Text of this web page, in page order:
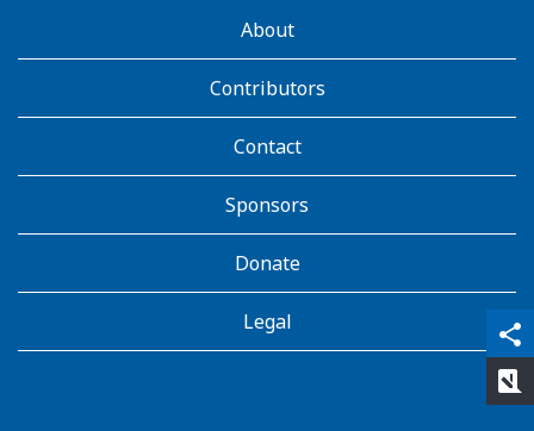
share
qr_code_scanner
content_copy
AboutKidsHealthAbout
Contributors
Contact
Sponsors
Donate
Legal
rate_review